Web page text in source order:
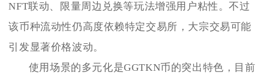
NFT联动、限量周边兑换等玩法增强用户粘性。不过
该币种流动性仍高度依赖特定交易所，大宗交易可能
引发显著价格波动。
使用场景的多元化是GGTKN币的突出特色，目前